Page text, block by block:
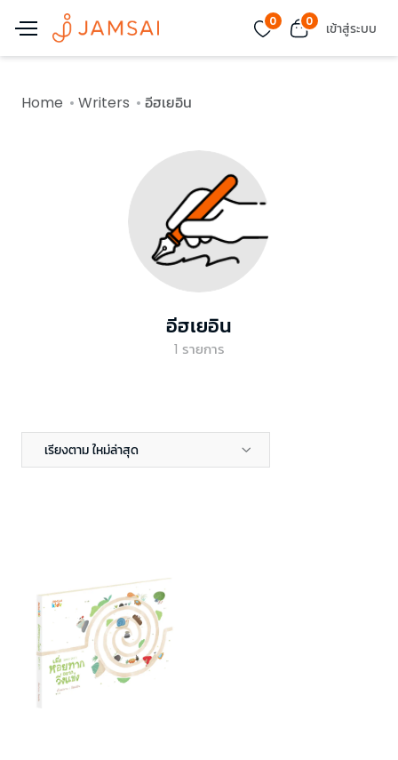
0 0 เข้าสู่ระบบ
Home Writers อีฮเยอิน
อีฮเยอิน
1 รายการ
เรียงตาม ใหม่ล่าสุด